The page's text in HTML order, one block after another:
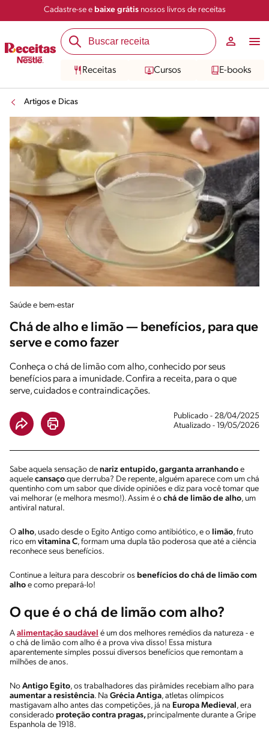
Cadastre-se e baixe grátisnossos livros de receitas
Receitas Cursos E-books
Artigos e Dicas
Saúde e bem-estar
Chá de alho e limão — benefícios, para que
serve e como fazer
Conheça o chá de limão com alho, conhecido por seus
benefícios para a imunidade. Confira a receita, para o que
serve, cuidados e contraindicações.
Publicado - 28/04/2025
Atualizado - 19/05/2026
Sabe aquela sensação de nariz entupido, garganta arranhando e
aquele cansaço que derruba? De repente, alguém aparece com um chá
quentinho com um sabor que divide opiniões e diz para você tomar que
vai melhorar (e melhora mesmo!). Assim é o chá de limão de alho, um
antiviral natural.
O alho, usado desde o Egito Antigo como antibiótico, e o limão, fruto
rico em vitamina C, formam uma dupla tão poderosa que até a ciência
reconhece seus benefícios.
Continue a leitura para descobrir os benefícios do chá de limão com
alho e como prepará-lo!
O que é o chá de limão com alho?
A alimentação saudável é um dos melhores remédios da natureza - e
o chá de limão com alho é a prova viva disso! Essa mistura
aparentemente simples possui diversos benefícios que remontam a
milhões de anos.
No Antigo Egito, os trabalhadores das pirâmides recebiam alho para
aumentar a resistência. Na Grécia Antiga, atletas olímpicos
mastigavam alho antes das competições, já na Europa Medieval , era
considerado proteção contra pragas, principalmente durante a Gripe
Espanhola de 1918.